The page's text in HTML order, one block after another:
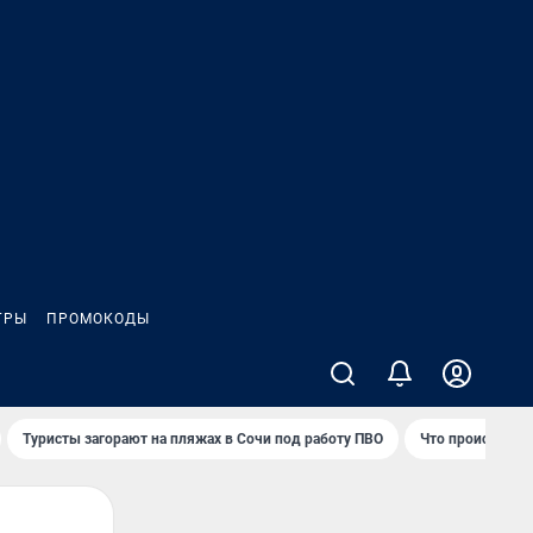
ПРОМОКОДЫ
Туристы загорают на пляжах в Сочи под работу ПВО Что происходит